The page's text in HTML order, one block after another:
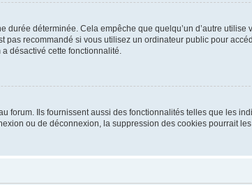
déterminée. Cela empêche que quelqu’un d’autre utilise
pas recommandé si vous utilisez un ordinateur public pour
désactivé cette fonctionnalité.
forum. Ils fournissent aussi des fonctionnalités telles que les
ou de déconnexion, la suppression des cookies pourrait